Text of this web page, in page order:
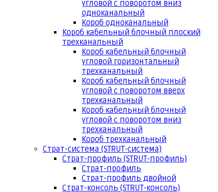
угловой с поворотом вниз
одноканальный
Короб одноканальный
Короб кабельный блочный плоский
трехканальный
Короб кабельный блочный
угловой горизонтальный
трехканальный
Короб кабельный блочный
угловой с поворотом вверх
трехканальный
Короб кабельный блочный
угловой с поворотом вниз
трехканальный
Короб трехканальный
Страт-система (STRUT-система)
Страт-профиль (STRUT-профиль)
Страт-профиль
Страт-профиль двойной
Страт-консоль (STRUT-консоль)